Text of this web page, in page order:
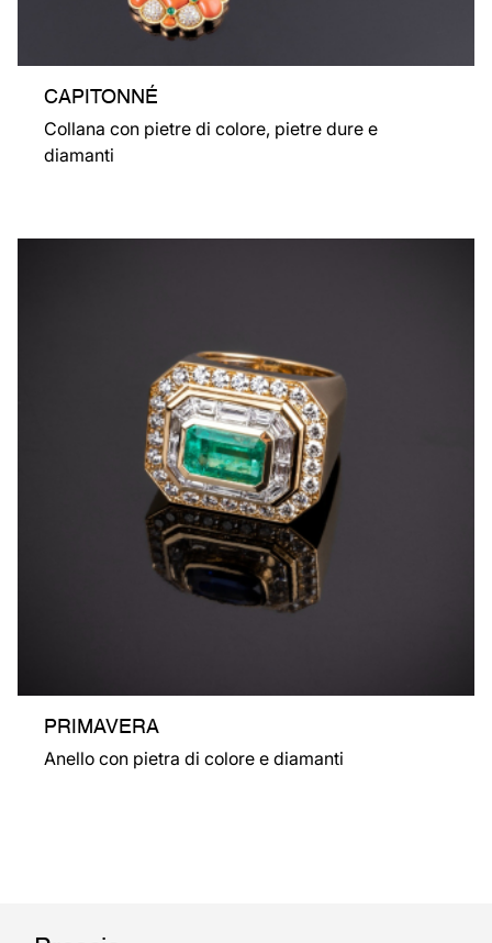
CAPITONNÉ
Collana con pietre di colore, pietre dure e
diamanti
PRIMAVERA
Anello con pietra di colore e diamanti